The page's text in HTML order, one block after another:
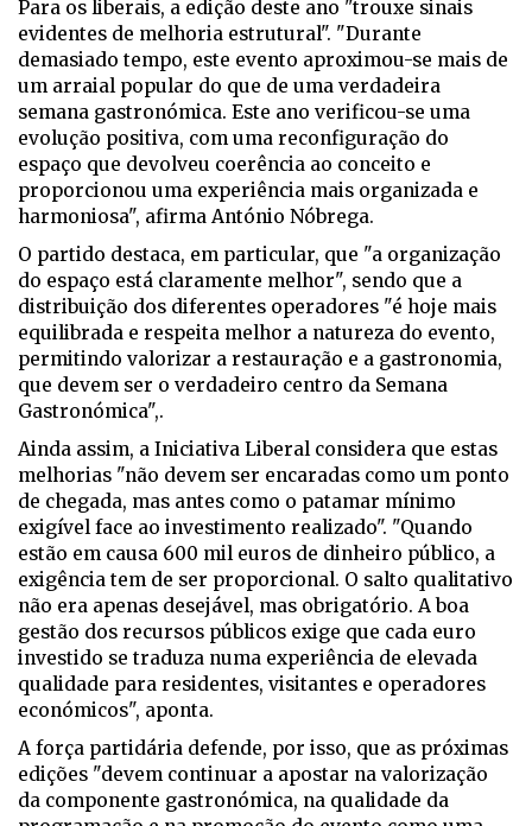
Para os liberais, a edição deste ano "trouxe sinais
evidentes de melhoria estrutural". "Durante
demasiado tempo, este evento aproximou-se mais de
um arraial popular do que de uma verdadeira
semana gastronómica. Este ano verificou-se uma
evolução positiva, com uma reconfiguração do
espaço que devolveu coerência ao conceito e
proporcionou uma experiência mais organizada e
harmoniosa", afirma António Nóbrega.
O partido destaca, em particular, que "a organização
do espaço está claramente melhor", sendo que a
distribuição dos diferentes operadores "é hoje mais
equilibrada e respeita melhor a natureza do evento,
permitindo valorizar a restauração e a gastronomia,
que devem ser o verdadeiro centro da Semana
Gastronómica",.
Ainda assim, a Iniciativa Liberal considera que estas
melhorias "não devem ser encaradas como um ponto
de chegada, mas antes como o patamar mínimo
exigível face ao investimento realizado". "Quando
estão em causa 600 mil euros de dinheiro público, a
exigência tem de ser proporcional. O salto qualitativo
não era apenas desejável, mas obrigatório. A boa
gestão dos recursos públicos exige que cada euro
investido se traduza numa experiência de elevada
qualidade para residentes, visitantes e operadores
económicos", aponta.
A força partidária defende, por isso, que as próximas
edições "devem continuar a apostar na valorização
da componente gastronómica, na qualidade da